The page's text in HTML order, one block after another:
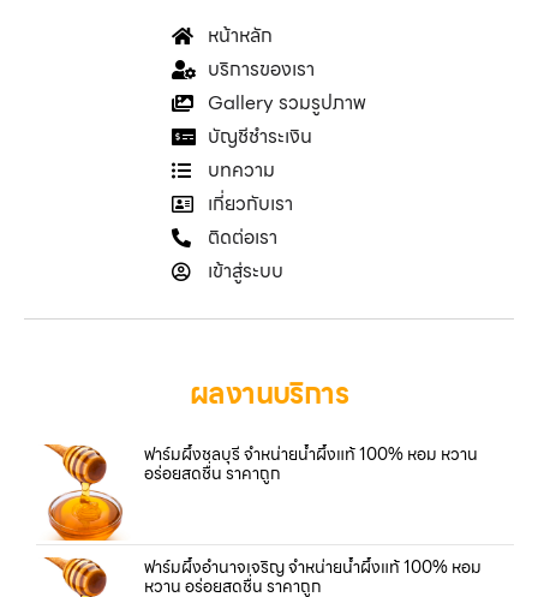
หน้าหลัก
บริการของเรา
Gallery รวมรูปภาพ
บัญชีชำระเงิน
บทความ
เกี่ยวกับเรา
ติดต่อเรา
เข้าสู่ระบบ
ผลงานบริการ
ฟาร์มผึ้งชลบุรี จำหน่ายน้ำผึ้งแท้ 100% หอม หวาน
อร่อยสดชื่น ราคาถูก
ฟาร์มผึ้งอำนาจเจริญ จำหน่ายน้ำผึ้งแท้ 100% หอม
หวาน อร่อยสดชื่น ราคาถูก